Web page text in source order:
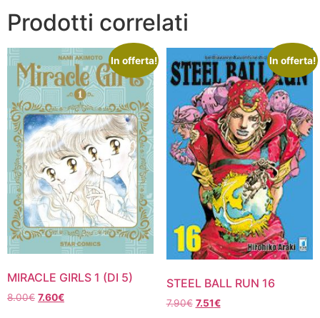
Prodotti correlati
In offerta!
MIRACLE GIRLS 1 (DI 5)
8.00€ Il
7.60€Il
In offerta!
STEEL BALL RUN 16
7.90€ Il
7.51€Il